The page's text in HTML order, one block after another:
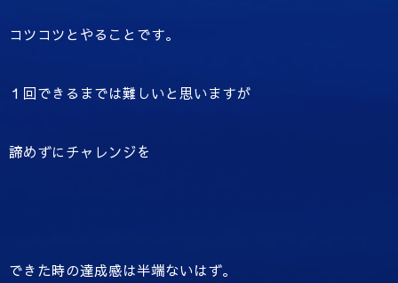
コツコツとやることです。
１回できるまでは難しいと思いますが
諦めずにチャレンジを
できた時の達成感は半端ないはず。